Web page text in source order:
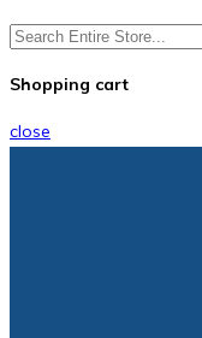
Shopping cart
close